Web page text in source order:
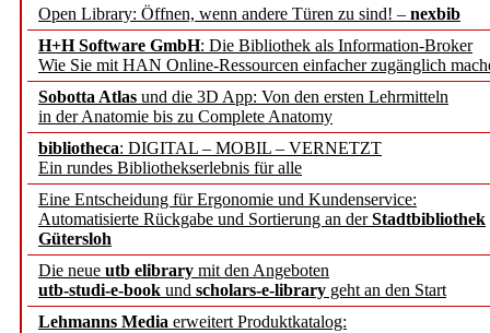
Open Library: Öffnen, wenn andere Türen zu sind! – nexbib
H+H Software GmbH: Die Bibliothek als Information-Broker
Wie Sie mit HAN Online-Ressourcen einfacher zugänglich
Sobotta Atlas und die 3D App: Von den ersten Lehrmitteln
in der Anatomie bis zu Complete Anatomy
bibliotheca: DIGITAL – MOBIL – VERNETZT
Ein rundes Bibliothekserlebnis für alle
Eine Entscheidung für Ergonomie und Kundenservice:
Automatisierte Rückgabe und Sortierung an derStadtbibliothek
Gütersloh
Die neue utb elibrary mit den Angeboten
utb-studi-e-book und scholars-e-library geht an den Start
Lehmanns Media erweitert Produktkatalog:
und die Zeitschrift für
Francke Attempto
EBSCO Information
Recherchefunktionen in
Sorbisches Institut neu
Geschichte und